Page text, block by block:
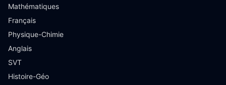
Mathématiques
Français
Physique-Chimie
Anglais
SVT
Histoire-Géo